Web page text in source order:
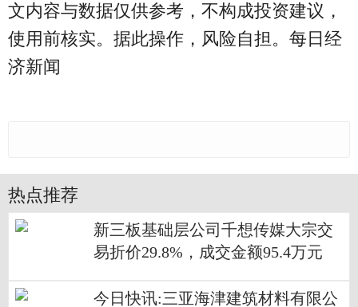
文内容与数据仅供参考，不构成投资建议，
使用前核实。据此操作，风险自担。每日经
济新闻
热点推荐
新三板基础层公司千想传媒大宗交
易折价29.8%，成交金额95.4万元
今日快讯:三亚海津建筑材料有限公